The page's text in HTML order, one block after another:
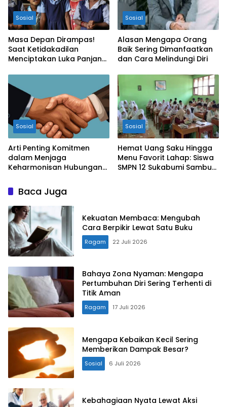
Sosial
Masa Depan Dirampas!
Saat Ketidakadilan
Menciptakan Luka Panjang
Sosial
Alasan Mengapa Orang
Baik Sering Dimanfaatkan
dan Cara Melindungi Diri
Sosial
Arti Penting Komitmen
dalam Menjaga
Keharmonisan Hubungan
Profesional
Sosial
Hemat Uang Saku Hingga
Menu Favorit Lahap: Siswa
SMPN 12 Sukabumi Sambut
Baca Juga
Kekuatan Membaca: Mengubah
Cara Berpikir Lewat Satu Buku
Ragam 22 Juli 2026
Bahaya Zona Nyaman: Mengapa
Pertumbuhan Diri Sering Terhenti di
Titik Aman
Ragam 17 Juli 2026
Mengapa Kebaikan Kecil Sering
Memberikan Dampak Besar?
Sosial 6 Juli 2026
Kebahagiaan Nyata Lewat Aksi